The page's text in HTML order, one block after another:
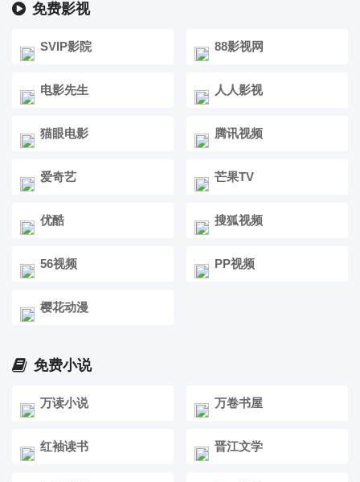
免费影视
SVIP影院 88影视网
电影先生 人人影视
猫眼电影 腾讯视频
爱奇艺 芒果TV
优酷 搜狐视频
56视频 PP视频
樱花动漫
免费小说
万读小说 万卷书屋
红袖读书 晋江文学